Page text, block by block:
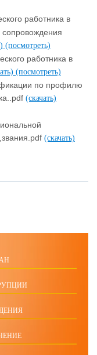
работника в
сопровождения
(посмотреть)
работника в
(посмотреть)
по профилю
(скачать)
(скачать)